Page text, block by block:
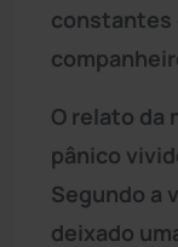
constantes
O relato da
pânico
Segundo a
deixado